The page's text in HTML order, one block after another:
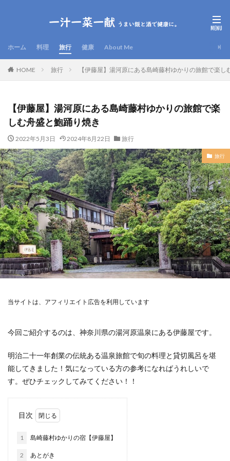
ホーム 料理 旅行 健康 About Me
HOME 旅行 【伊藤屋】湯河原にある島崎藤村ゆかりの旅館で楽し
【伊藤屋】湯河原にある島崎藤村ゆかりの旅館で楽
しむ舟盛と鮑踊り焼き
2022年5月3日 2024年8月22日 旅行
旅行
当サイトは、アフィリエイト広告を利用しています
今回ご紹介するのは、神奈川県の湯河原温泉にある伊藤屋です。
明治二十一年創業の伝統ある温泉旅館で旬の料理と貸切風呂を堪
能してきました！気になっている方の参考になればうれしいで
す。ぜひチェックしてみてください！！
目次
1 島崎藤村ゆかりの宿【伊藤屋】
2 あとがき